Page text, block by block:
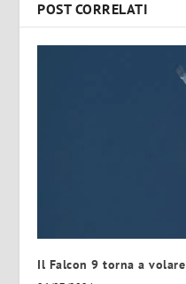
POST CORRELATI
Il Falcon 9 torna a volare